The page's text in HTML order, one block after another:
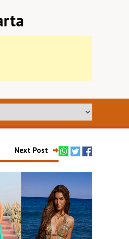
Next Post